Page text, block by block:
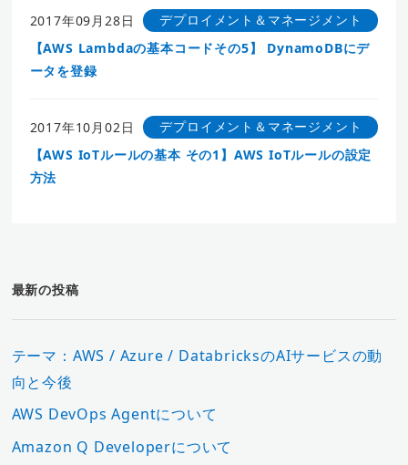
2017年09月28日
デプロイメント＆マネージメント
【AWS Lambdaの基本コードその5】 DynamoDBにデ
ータを登録
2017年10月02日
デプロイメント＆マネージメント
【AWS IoTルールの基本 その1】AWS IoTルールの設定
方法
最新の投稿
テーマ：AWS / Azure / DatabricksのAIサービスの動
向と今後
AWS DevOps Agentについて
Amazon Q Developerについて